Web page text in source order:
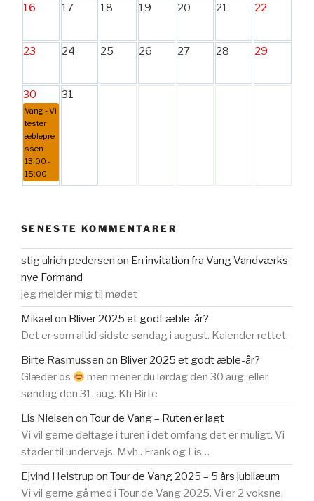
16 17 18 19 20 21 22
23 24 25 26 27 28 29
30
Vang - Vi
tester
æblepre
ssen
13:00 -
15:00
31
SENESTE KOMMENTARER
stig ulrich pedersen on En invitation fra Vang Vandværks
nye Formand
jeg melder mig til mødet
Mikael on Bliver 2025 et godt æble-år?
Det er som altid sidste søndag i august. Kalender rettet.
Birte Rasmussen on Bliver 2025 et godt æble-år?
Glæder os
men mener du lørdag den 30 aug. eller
søndag den 31. aug. Kh Birte
Lis Nielsen on Tour de Vang – Ruten er lagt
Vi vil gerne deltage i turen i det omfang det er muligt. Vi
støder til undervejs. Mvh.. Frank og Lis…
Ejvind Helstrup on Tour de Vang 2025 – 5 års jubilæum
Vi vil gerne gå med i Tour de Vang 2025. Vi er 2 voksne,